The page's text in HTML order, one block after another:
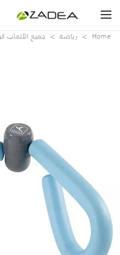
Home رياضة جميع الألعاب